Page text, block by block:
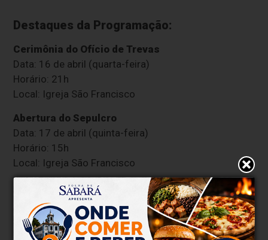
Destaques da Programação:
Cerimônia do Ofício de Trevas
Data: 16 de abril (quarta-feira)
Horário: 21h
Local: Igreja São Francisco
Abertura do Sepulcro
Data: 17 de abril (quinta-feira)
Horário: 15h
Local: Igreja São Francisco
Celebração da Ceia do Senhor e Cerimônia do
Lava-Pés
Data: 17 de abril (quinta-feira)
Horário: 19h